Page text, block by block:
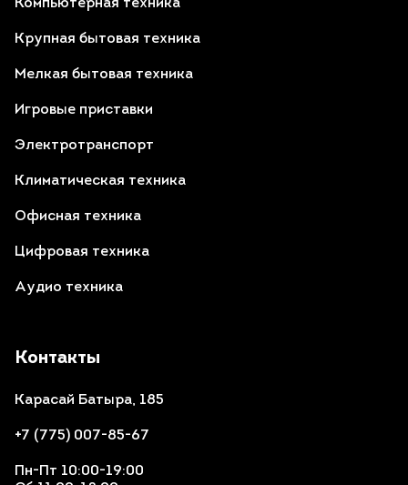
Контакты
Карасай Батыра, 185
+7 (775) 007-85-67
Пн-Пт 10:00-19:00
Компьютерная техника
Крупная бытовая техника
Мелкая бытовая техника
Игровые приставки
Электротранспорт
Климатическая техника
Офисная техника
Цифровая техника
Аудио техника